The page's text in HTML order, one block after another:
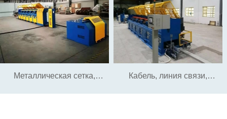
для хромированной,
оцинкованной, покрытой
медью мебели, тележек для
супермаркетов, полок,
Металлическая сетка, Кабель, линия связи,